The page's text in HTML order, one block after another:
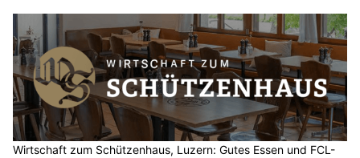
Wirtschaft zum Schützenhaus, Luzern: Gutes Essen und FCL-